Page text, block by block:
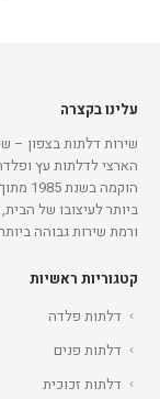
עלינו בקצרה
שירות דלתות בצפון –
הארצי לדלתות עץ
ביותר לעיצובו של
ורמת שירות גבוהה
קטגוריות ראשיות
דלתות פלדה
דלתות פנים
דלתות זכוכית